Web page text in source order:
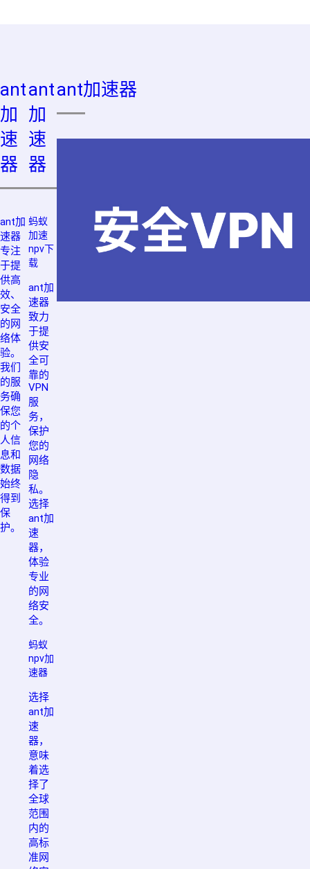
ant
加
速
器
ant加
速器
专注
于提
供高
效、
安全
的网
络体
验。
我们
的服
务确
保您
的个
人信
息和
数据
始终
得到
保
护。
ant
加
速
器
蚂蚁
加速
npv下
载
ant加
速器
致力
于提
供安
全可
靠的
VPN
服
务，
保护
您的
网络
隐
私。
选择
ant加
速
器，
体验
专业
的网
络安
全。
蚂蚁
npv加
速器
选择
ant加
速
器，
意味
着选
择了
全球
范围
内的
高标
准网
ant加速器